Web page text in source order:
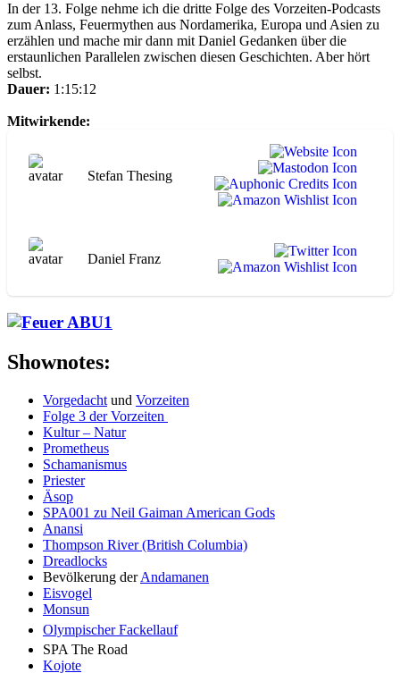
In der 13. Folge nehme ich die dritte Folge des Vorzeiten-Podcasts
zum Anlass, Feuermythen aus Nordamerika, Europa und Asien zu
erzählen und mache mir dann mit Daniel Gedanken über die
erstaunlichen Parallelen zwischen diesen Geschichten. Aber hört
selbst.
Dauer: 1:15:12
Mitwirkende:
Stefan Thesing
Daniel Franz
Shownotes:
Vorgedacht und Vorzeiten
Folge 3 der Vorzeiten
Kultur – Natur
Prometheus
Schamanismus
Priester
Äsop
SPA001 zu Neil Gaiman American Gods
Anansi
Thompson River (British Columbia)
Dreadlocks
Bevölkerung derAndamanen
Eisvogel
Monsun
Olympischer Fackellauf
SPA The Road
Kojote